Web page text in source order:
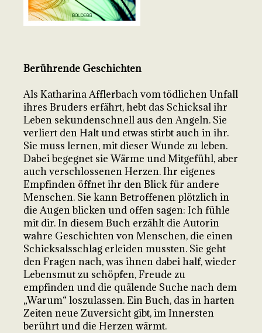
Berührende Geschichten
Als Katharina Afflerbach vom tödlichen Unfall
ihres Bruders erfährt, hebt das Schicksal ihr
Leben sekundenschnell aus den Angeln. Sie
verliert den Halt und etwas stirbt auch in ihr.
Sie muss lernen, mit dieser Wunde zu leben.
Dabei begegnet sie Wärme und Mitgefühl, aber
auch verschlossenen Herzen. Ihr eigenes
Empfinden öffnet ihr den Blick für andere
Menschen. Sie kann Betroffenen plötzlich in
die Augen blicken und offen sagen: Ich fühle
mit dir. In diesem Buch erzählt die Autorin
wahre Geschichten von Menschen, die einen
Schicksalsschlag erleiden mussten. Sie geht
den Fragen nach, was ihnen dabei half, wieder
Lebensmut zu schöpfen, Freude zu
empfinden und die quälende Suche nach dem
„Warum“ loszulassen. Ein Buch, das in harten
Zeiten neue Zuversicht gibt, im Innersten
berührt und die Herzen wärmt.